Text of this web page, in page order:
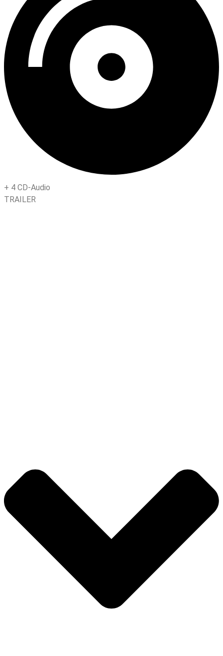
+ 4 CD-Audio
TRAILER